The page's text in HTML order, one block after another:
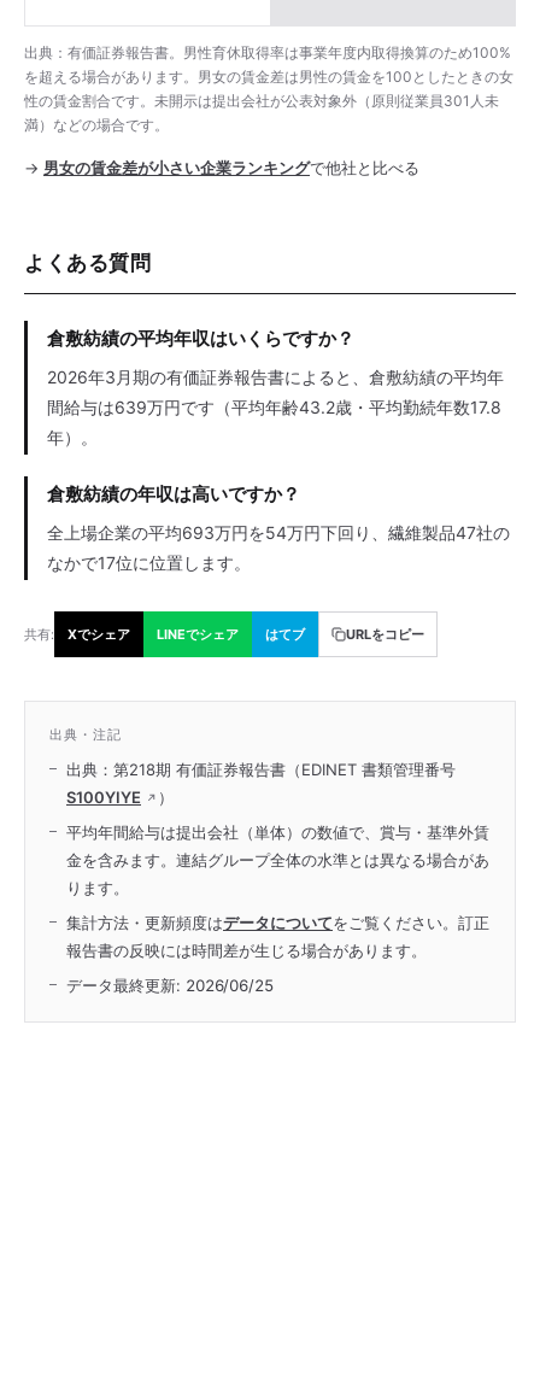
出典：有価証券報告書。男性育休取得率は事業年度内取得換算のため100%
を超える場合があります。男女の賃金差は男性の賃金を100としたときの女
性の賃金割合です。未開示は提出会社が公表対象外（原則従業員301人未
満）などの場合です。
→ 男女の賃金差が小さい企業ランキングで他社と比べる
よくある質問
倉敷紡績の平均年収はいくらですか？
2026年3月期の有価証券報告書によると、倉敷紡績の平均年
間給与は639万円です（平均年齢43.2歳・平均勤続年数17.8
年）。
倉敷紡績の年収は高いですか？
全上場企業の平均693万円を54万円下回り、繊維製品47社の
なかで17位に位置します。
共有: Xでシェア LINEでシェア はてブ URLをコピー
出典・注記
出典：第218期 有価証券報告書（EDINET 書類管理番号
S100YIYE
）
平均年間給与は提出会社（単体）の数値で、賞与・基準外賃
金を含みます。連結グループ全体の水準とは異なる場合があ
ります。
集計方法・更新頻度はデータについてをご覧ください。訂正
報告書の反映には時間差が生じる場合があります。
データ最終更新: 2026/06/25